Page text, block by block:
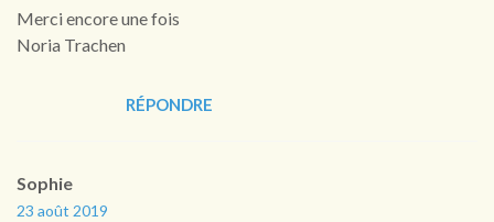
Merci encore une fois
Noria Trachen
RÉPONDRE
Sophie
23 août 2019